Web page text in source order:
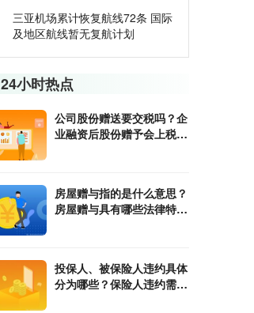
三亚机场累计恢复航线72条 国际
及地区航线暂无复航计划
24小时热点
公司股份赠送要交税吗？企
业融资后股份赠予会上税
房屋赠与指的是什么意思？
房屋赠与具有哪些法律特
投保人、被保险人违约具体
分为哪些？保险人违约需要